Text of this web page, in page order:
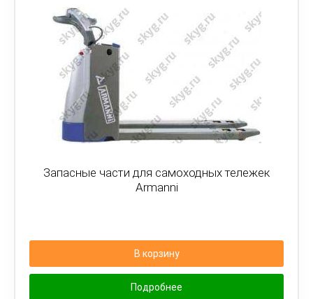
Запасные части для самоходных тележек
Armanni
В корзину
Подробнее